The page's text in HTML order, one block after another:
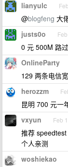
lianyulc
@blogfeng 大
justs0o
0 元 500M 路过
OnlineParty
129 两条电信
herozzm
昆明 700 元一
vxyun Feb
推荐 speedtest
个人亲测
woshiekao